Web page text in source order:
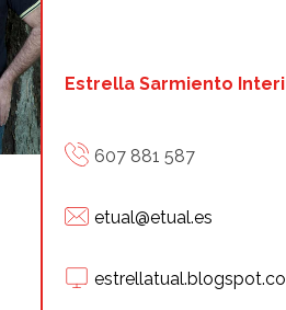
Estrella Sarmiento
607 881 587
etual@etual.es